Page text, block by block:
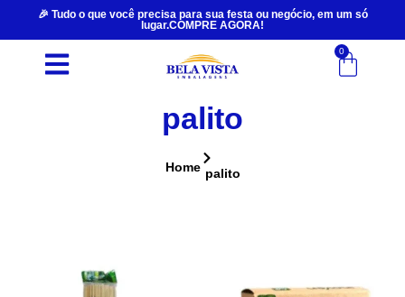
🎉 Tudo o que você precisa para sua festa ou negócio, em um só
lugar.COMPRE AGORA!
0
palito
Home palito